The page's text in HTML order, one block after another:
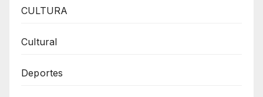
CULTURA
Cultural
Deportes